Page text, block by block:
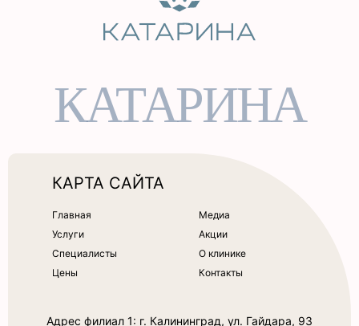
КАТАРИНА
КАРТА САЙТА
Главная
Услуги
Специалисты
Цены
Медиа
Акции
О клинике
Контакты
Адрес филиал 1: г. Калининград, ул. Гайдара, 93